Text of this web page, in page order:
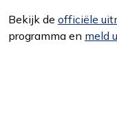
Bekijk de officiële
programma en meld